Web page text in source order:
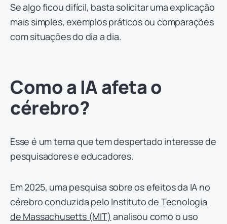
Se algo ficou difícil, basta solicitar uma explicação
mais simples, exemplos práticos ou comparações
com situações do dia a dia.
Como a IA afeta o
cérebro?
Esse é um tema que tem despertado interesse de
pesquisadores e educadores.
Em 2025, uma pesquisa sobre os efeitos da IA no
cérebroconduzida pelo Instituto de Tecnologia
de Massachusetts (MIT) analisou como o uso